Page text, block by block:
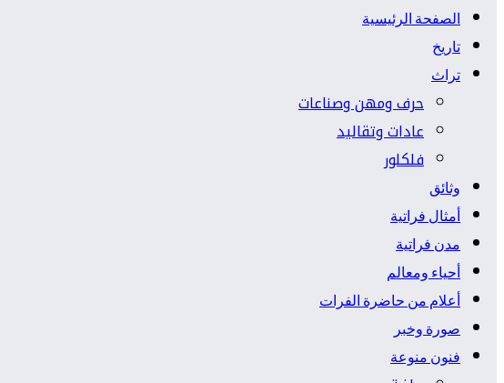
الصفحة الرئيسية
تاريخ
تراث
حرف ومهن وصناعات
عادات وتقاليد
فلكلور
وثائق
أمثال فراتية
مدن فراتية
أحياء ومعالم
أعلام من حاضرة الفرات
صورة وخبر
فنون منوعة